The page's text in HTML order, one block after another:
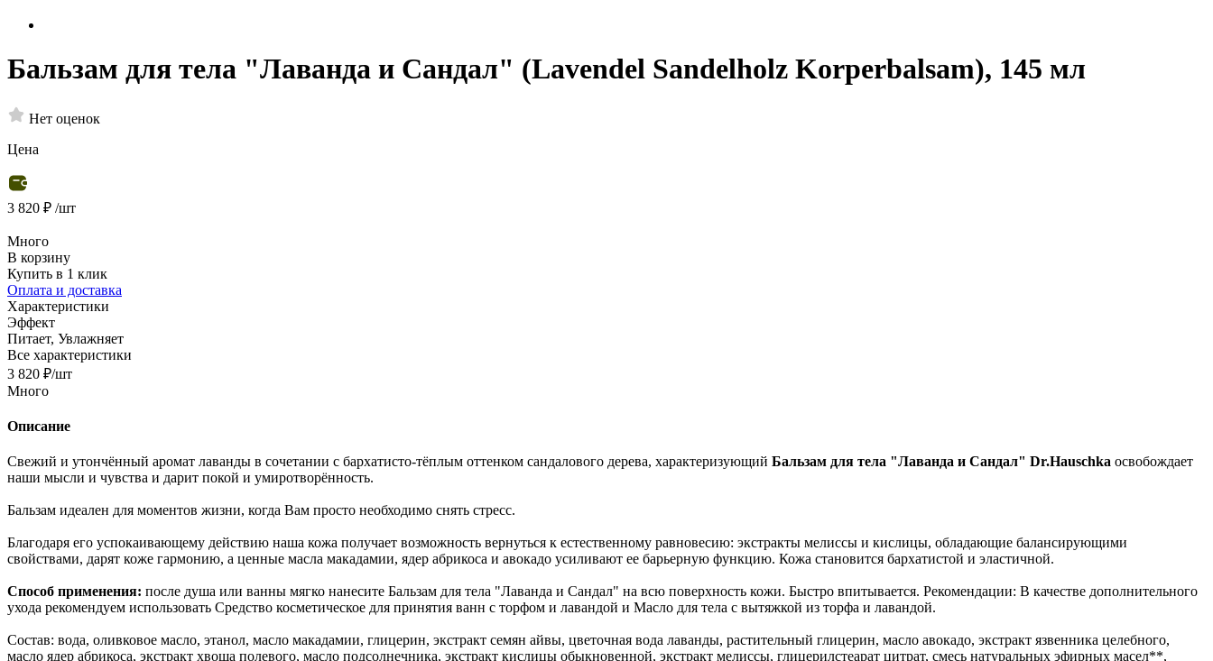
Бальзам для тела "Лаванда и Сандал" (Lavendel Sandelholz Korperbalsam), 145 мл
Нет оценок
Цена
3 820 ₽ /шт
Много
В корзину
Купить в 1 клик
Оплата и доставка
Характеристики
Эффект
Питает, Увлажняет
Все характеристики
3 820 ₽/шт
Много
Описание
Свежий и утончённый аромат лаванды в сочетании с бархатисто-тёплым оттенком сандалового дерева, характеризующий Бальзам для тела "Лаванда и Сандал" Dr.Hauschka освобождает
наши мысли и чувства и дарит покой и умиротворённость.
Бальзам идеален для моментов жизни, когда Вам просто необходимо снять стресс.
Благодаря его успокаивающему действию наша кожа получает возможность вернуться к естественному равновесию: экстракты мелиссы и кислицы, обладающие балансирующими
свойствами, дарят коже гармонию, а ценные масла макадамии, ядер абрикоса и авокадо усиливают ее барьерную функцию. Кожа становится бархатистой и эластичной.
Способ применения: после душа или ванны мягко нанесите Бальзам для тела "Лаванда и Сандал" на всю поверхность кожи. Быстро впитывается. Рекомендации: В качестве дополнительного
ухода рекомендуем использовать Cредство косметическое для принятия ванн с торфом и лавандой и Mасло для тела с вытяжкой из торфа и лавандой.
Состав: вода, оливковое масло, этанол, масло макадамии, глицерин, экстракт семян айвы, цветочная вода лаванды, растительный глицерин, масло авокадо, экстракт язвенника целебного,
масло ядер абрикоса, экстракт хвоща полевого, масло подсолнечника, экстракт кислицы обыкновенной, экстракт мелиссы, глицерилстеарат цитрат, смесь натуральных эфирных масел**,